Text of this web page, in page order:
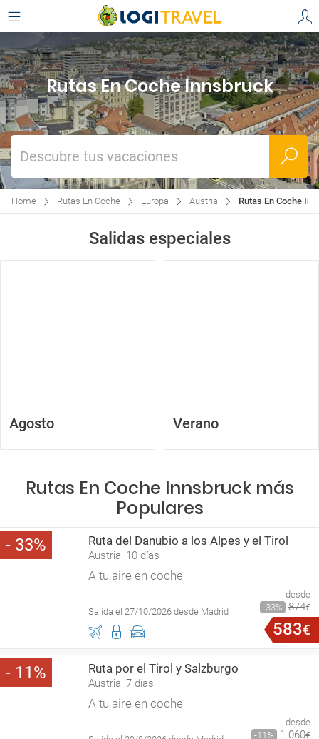
Rutas En Coche Innsbruck
Descubre tus vacaciones
Home Rutas En Coche Europa Austria Rutas En Coche
Salidas especiales
Agosto Verano
Rutas En Coche Innsbruck más
Populares
33 Ruta del Danubio a los Alpes y el Tirol
Austria, 10 días
A tu aire en coche
Salida el 27/10/2026 desde Madrid
desde
33
874€
583€
11 Ruta por el Tirol y Salzburgo
Austria, 7 días
A tu aire en coche
desde
11
1.060€